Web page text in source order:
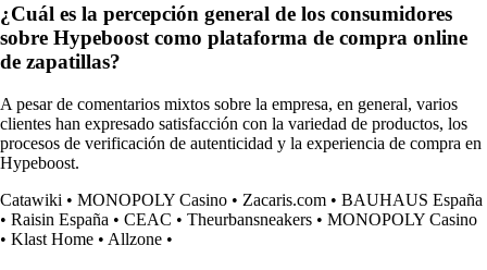
¿Cuál es la percepción general de los consumidores
sobre Hypeboost como plataforma de compra online
de zapatillas?
A pesar de comentarios mixtos sobre la empresa, en general, varios
clientes han expresado satisfacción con la variedad de productos, los
procesos de verificación de autenticidad y la experiencia de compra en
Hypeboost.
Catawiki • MONOPOLY Casino • Zacaris.com • BAUHAUS España
• Raisin España • CEAC • Theurbansneakers • MONOPOLY Casino
• Klast Home • Allzone •